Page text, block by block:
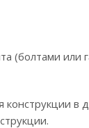
(болтами или
в